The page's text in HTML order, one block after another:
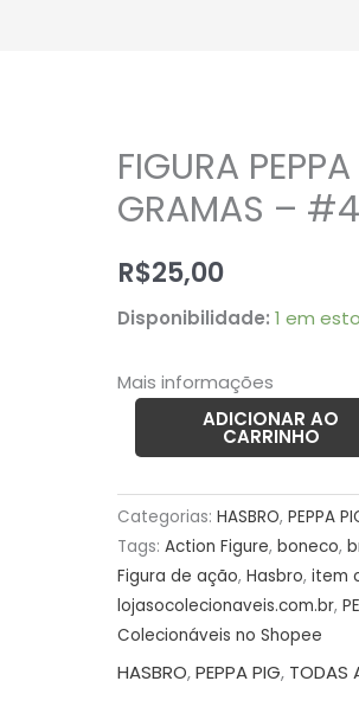
FIGURA
GRAMAS –
R$25,00
Disponibilidade: 1 em
Mais informações
FIGURA
PEPPA
PIG
MUMMY
–
22
-
USADO
ADICIONAR AO
CARRINHO
Categorias: HASBRO, PEPPA
Tags: Action Figure, boneco,
Figura de ação, Hasbro, item
lojasocolecionaveis.com.br,
Colecionáveis no Shopee
HASBRO,PEPPA PIG, TODAS